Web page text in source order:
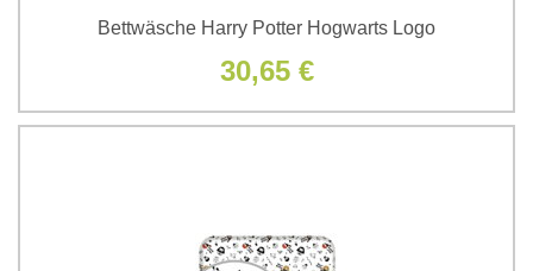
Bettwäsche Harry Potter Hogwarts Logo
30,65 €